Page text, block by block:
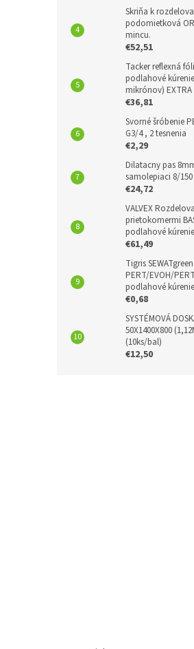
Skriňa k
podomietková
mincu.
€52,51
Tacker reflexná
podlahové
mikrónov) EXTRA
€36,81
Svorné šróbenie
G3/4 , 2 tesnenia
€2,29
Dilatacny pas
samolepiaci 8/150
€24,72
VALVEX
prietokomermi
podlahové kúrenie
€61,49
Tigris
PERT/EVOH/
podlahové kúrenie
€0,68
SYSTÉMOVÁ
50X1400X800
(10ks/bal)
€12,50